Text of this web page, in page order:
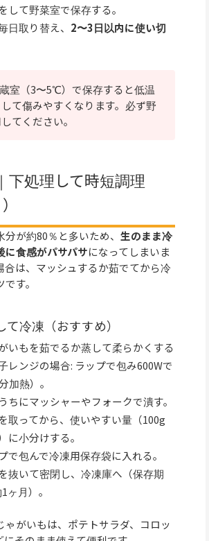
して野菜室で保存する。
日取り替え、 2〜3日以内に使い切
室（3〜5℃）で保存すると低温
て傷みやすくなります。必ず野
てください。
下処理して時短調理
が約80％と多いため、 生のまま冷
に食感がパサパサになってしまいま
合は、マッシュするか茹でてから冷
す。
て冷凍（おすすめ）
いもを茹でるか蒸して柔らかくする
子レンジの場合: ラップで包み600Wで
加熱）。
ちにマッシャーやフォークで潰す。
取ってから、使いやすい量（100g
に小分けする。
で包んで冷凍用保存袋に入れる。
抜いて密閉し、冷凍庫へ（保存期
ヶ月）。
ゃがいもは、ポテトサラダ、コロッ